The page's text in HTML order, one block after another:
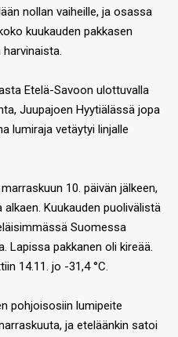
nollan vaiheille, ja osassa
kuukauden pakkasen
Etelä-Savoon ulottuvalla
Juupajoen Hyytiälässä jopa
lumiraja vetäytyi linjalle
10. päivän jälkeen,
Kuukauden puolivälistä
Suomessa
Lapissa pakkanen oli kireää.
14.11. jo -31,4 °C.
pohjoisosiin lumipeite
ja eteläänkin satoi